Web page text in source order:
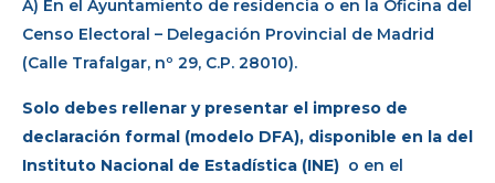
A) En el Ayuntamiento de residencia o en la Oficina del
Censo Electoral – Delegación Provincial de Madrid
(Calle Trafalgar, nº 29, C.P. 28010).
Solo debes rellenar y presentar el impreso de
declaración formal (modelo DFA), disponible en la del
Instituto Nacional de Estadística (INE) o en el